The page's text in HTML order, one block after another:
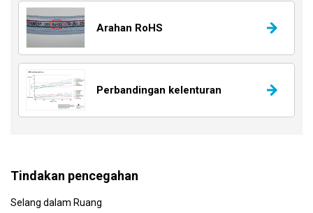
Arahan RoHS
Perbandingan kelenturan
Tindakan pencegahan
Selang dalam Ruang